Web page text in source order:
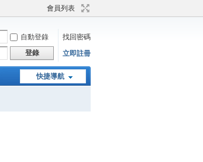
會員列表
自動登錄
找回密碼
登錄 立即註冊
快捷導航